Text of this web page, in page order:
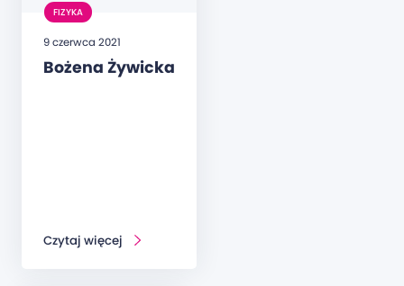
FIZYKA
9 czerwca 2021
Bożena Żywicka
Czytaj więcej